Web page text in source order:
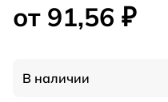
от 91,56 ₽
В наличии